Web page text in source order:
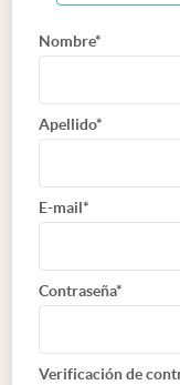
Nombre*
Apellido*
E-mail*
Contraseña*
Verificación de